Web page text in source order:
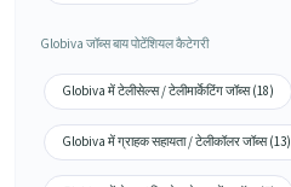
Globiva जॉब्स बाय पोटेंशियल कैटेगरी
Globiva में टेलीसेल्स / टेलीमार्केटिंग जॉब्स (18)
Globiva में ग्राहक सहायता / टेलीकॉलर जॉब्स (13)